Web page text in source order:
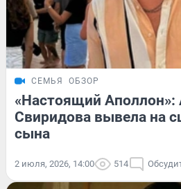
СЕМЬЯ ОБЗОР
«Настоящий Аполлон»:
Свиридова вывела на
сына
2 июля, 2026, 14:00 514